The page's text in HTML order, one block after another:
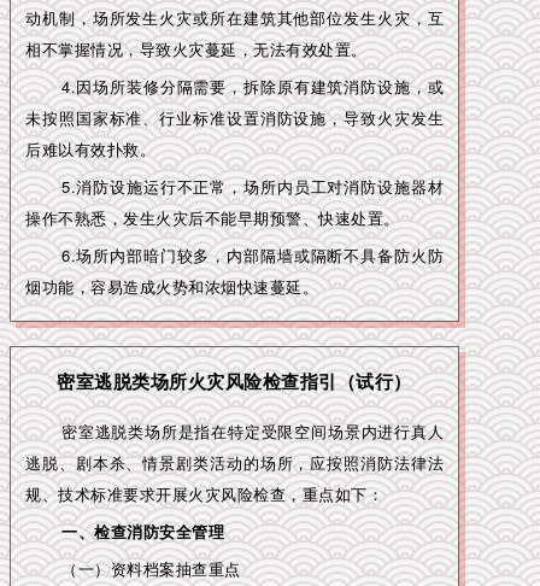
动机制，场所发生火灾或所在建筑其他部位发生火灾，互
相不掌握情况，导致火灾蔓延，无法有效处置。
4.因场所装修分隔需要，拆除原有建筑消防设施，或
未按照国家标准、行业标准设置消防设施，导致火灾发生
后难以有效扑救。
5.消防设施运行不正常，场所内员工对消防设施器材
操作不熟悉，发生火灾后不能早期预警、快速处置。
6.场所内部暗门较多，内部隔墙或隔断不具备防火防
烟功能，容易造成火势和浓烟快速蔓延。
密室逃脱类场所火灾风险检查指引（试行）
密室逃脱类场所是指在特定受限空间场景内进行真人
逃脱、剧本杀、情景剧类活动的场所，应按照消防法律法
规、技术标准要求开展火灾风险检查，重点如下：
一、检查消防安全管理
（一）资料档案抽查重点